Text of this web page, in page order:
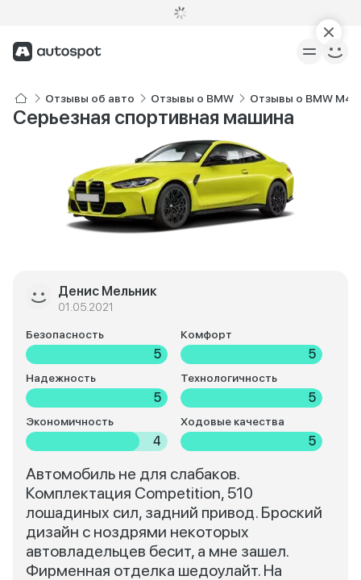
Отзывы об авто Отзывы о BMW Отзывы о BMW M4
Серьезная спортивная машина
Денис Мельник
01.05.2021
Безопасность
5
Комфорт
5
Надежность
5
Технологичность
5
Экономичность
4
Ходовые качества
5
Автомобиль не для слабаков.
Комплектация Competition, 510
лошадиных сил, задний привод. Броский
дизайн с ноздрями некоторых
автовладельцев бесит, а мне зашел.
Фирменная отделка шедоулайт. На